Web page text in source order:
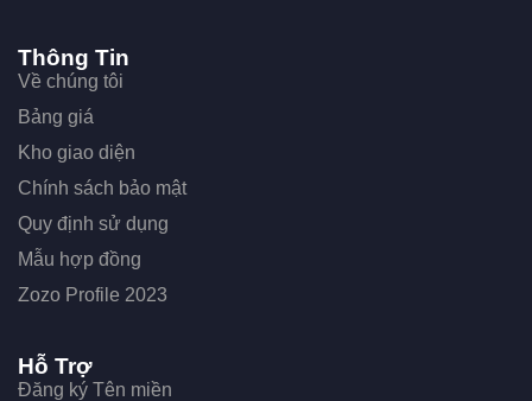
Thông Tin
Về chúng tôi
Bảng giá
Kho giao diện
Chính sách bảo mật
Quy định sử dụng
Mẫu hợp đồng
Zozo Profile 2023
Hỗ Trợ
Đăng ký Tên miền